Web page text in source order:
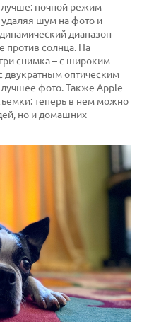
лучше: ночной режим
удаляя шум на фото и
диапазон
против солнца. На
снимка – с широким
двукратным оптическим
фото. Также Apple
теперь в нем можно
но и домашних